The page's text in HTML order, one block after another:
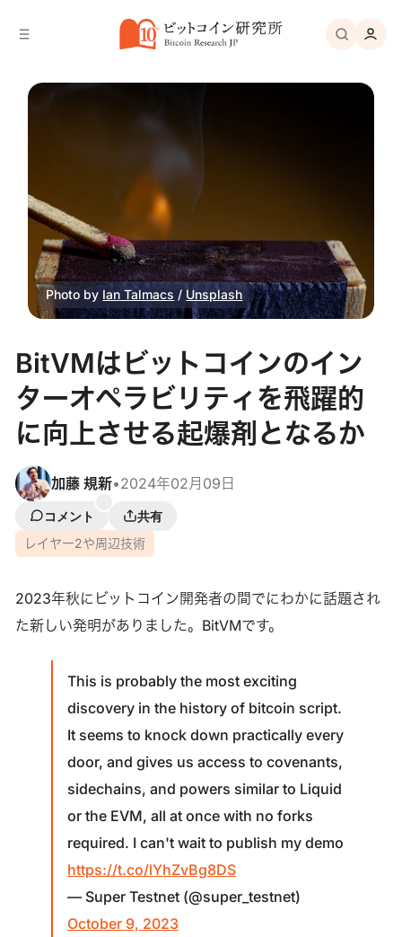
Photo by Ian Talmacs / Unsplash
BitVMはビットコインのイン
ターオペラビリティを飛躍的
に向上させる起爆剤となるか
加藤 規新•2024年02月09日
コメント
共有
レイヤー2や周辺技術
2023年秋にビットコイン開発者の間でにわかに話題され
た新しい発明がありました。BitVMです。
This is probably the most exciting
discovery in the history of bitcoin script.
It seems to knock down practically every
door, and gives us access to covenants,
sidechains, and powers similar to Liquid
or the EVM, all at once with no forks
required. I can't wait to publish my demo
https://t.co/lYhZvBg8DS
— Super Testnet (@super_testnet)
October 9, 2023